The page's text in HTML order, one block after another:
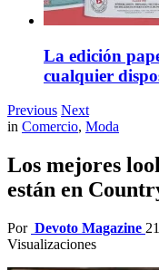
La edición
cualquier
Previous Next
in Comercio, Moda
Los mejores
están en
Por Devoto Magazine
Visualizaciones